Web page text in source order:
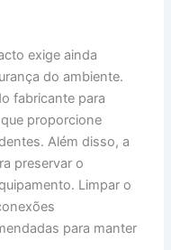
exige ainda
do ambiente.
fabricante para
proporcione
Além disso, a
preservar o
Limpar o
para manter